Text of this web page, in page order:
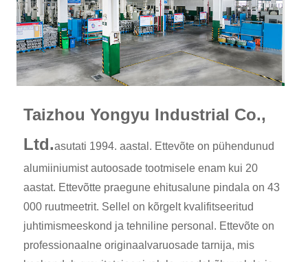
Taizhou Yongyu Industrial Co.,
Ltd.asutati 1994. aastal. Ettevõte on pühendunud
alumiiniumist autoosade tootmisele enam kui 20
aastat. Ettevõtte praegune ehitusalune pindala on 43
000 ruutmeetrit. Sellel on kõrgelt kvalifitseeritud
juhtimismeeskond ja tehniline personal. Ettevõte on
professionaalne originaalvaruosade tarnija, mis